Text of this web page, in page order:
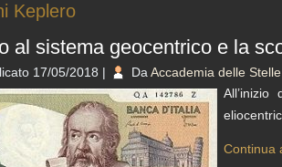
Keplero
al sistema geocentrico e la
17/05/2018 | Da Accademia delle Stelle
Continua